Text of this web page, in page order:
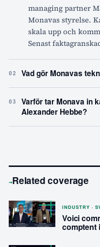
managing partner
Monavas styrelse.
skala upp och
Senast
02 Vad gör Monavas
03
Varför tar Monava in
Alexander Hebbe?
→Related coverage
INDUSTRY ·
Voici
comptent